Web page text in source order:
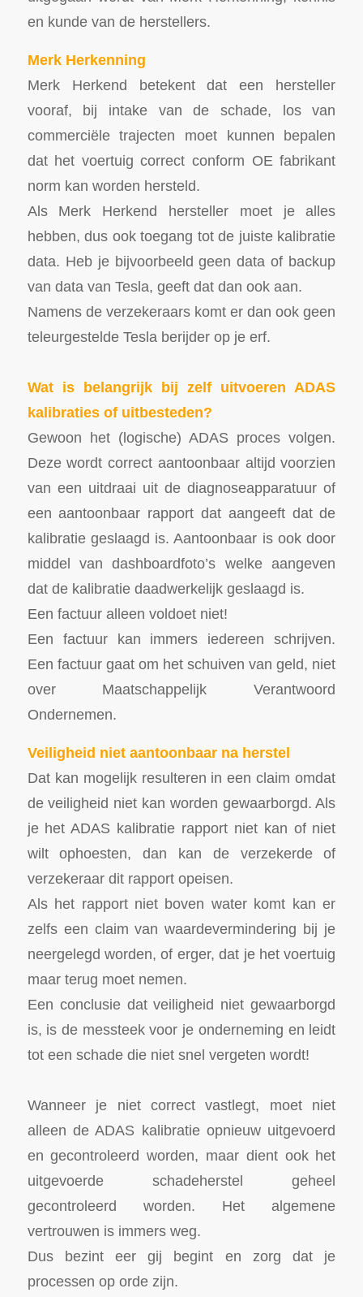
en kunde van de herstellers.
Merk Herkenning
Merk Herkend betekent dat een hersteller
vooraf, bij intake van de schade, los van
commerciële trajecten moet kunnen bepalen
dat het voertuig correct conform OE fabrikant
norm kan worden hersteld.
Als Merk Herkend hersteller moet je alles
hebben, dus ook toegang tot de juiste kalibratie
data. Heb je bijvoorbeeld geen data of backup
van data van Tesla, geeft dat dan ook aan.
Namens de verzekeraars komt er dan ook geen
teleurgestelde Tesla berijder op je erf.
Wat is belangrijk bij zelf uitvoeren ADAS
kalibraties of uitbesteden?
Gewoon het (logische) ADAS proces volgen.
Deze wordt correct aantoonbaar altijd voorzien
van een uitdraai uit de diagnoseapparatuur of
een aantoonbaar rapport dat aangeeft dat de
kalibratie geslaagd is. Aantoonbaar is ook door
middel van dashboardfoto’s welke aangeven
dat de kalibratie daadwerkelijk geslaagd is.
Een factuur alleen voldoet niet!
Een factuur kan immers iedereen schrijven.
Een factuur gaat om het schuiven van geld, niet
over Maatschappelijk Verantwoord
Ondernemen.
Veiligheid niet aantoonbaar na herstel
Dat kan mogelijk resulteren in een claim omdat
de veiligheid niet kan worden gewaarborgd. Als
je het ADAS kalibratie rapport niet kan of niet
wilt ophoesten, dan kan de verzekerde of
verzekeraar dit rapport opeisen.
Als het rapport niet boven water komt kan er
zelfs een claim van waardevermindering bij je
neergelegd worden, of erger, dat je het voertuig
maar terug moet nemen.
Een conclusie dat veiligheid niet gewaarborgd
is, is de messteek voor je onderneming en leidt
tot een schade die niet snel vergeten wordt!
Wanneer je niet correct vastlegt, moet niet
alleen de ADAS kalibratie opnieuw uitgevoerd
en gecontroleerd worden, maar dient ook het
uitgevoerde schadeherstel geheel
gecontroleerd worden. Het algemene
vertrouwen is immers weg.
Dus bezint eer gij begint en zorg dat je
processen op orde zijn.